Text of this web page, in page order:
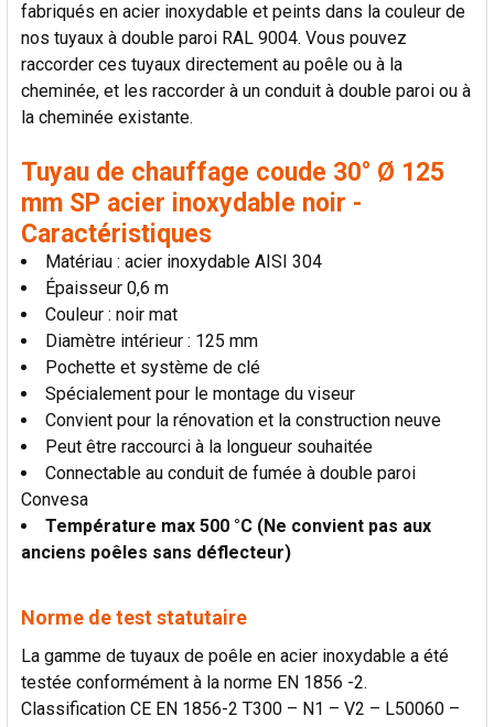
AJOUTER
LA
SÉLECTION
AU PANIER
fabriqués en acier inoxydable et peints dans la couleur de
nos tuyaux à double paroi RAL 9004. Vous pouvez
raccorder ces tuyaux directement au poêle ou à la
cheminée, et les raccorder à un conduit à double paroi ou à
la cheminée existante.
Tuyau de chauffage coude 30° Ø 125
mm SP acier inoxydable noir -
Caractéristiques
Matériau : acier inoxydable AISI 304
Épaisseur 0,6 m
Couleur : noir mat
Diamètre intérieur : 125 mm
Pochette et système de clé
Spécialement pour le montage du viseur
Convient pour la rénovation et la construction neuve
Peut être raccourci à la longueur souhaitée
Connectable au conduit de fumée à double paroi
Convesa
Température max 500 °C (Ne convient pas aux
anciens poêles sans déflecteur)
Norme de test statutaire
La gamme de tuyaux de poêle en acier inoxydable a été
testée conformément à la norme EN 1856 -2.
Classification CE EN 1856-2 T300 – N1 – V2 – L50060 –